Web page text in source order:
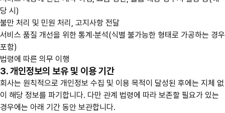
당 시)
불만 처리 및 민원 처리, 고지사항 전달
서비스 품질 개선을 위한 통계·분석(식별 불가능한 형태로 가공하는 경우
포함)
법령에 따른 의무 이행
3. 개인정보의 보유 및 이용 기간
회사는 원칙적으로 개인정보 수집 및 이용 목적이 달성된 후에는 지체 없
이 해당 정보를 파기합니다. 다만 관계 법령에 따라 보존할 필요가 있는
경우에는 아래 기간 동안 보관합니다.